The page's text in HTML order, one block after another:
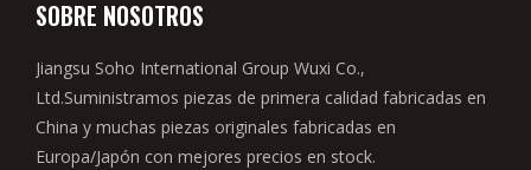
SOBRE NOSOTROS
Jiangsu Soho International Group Wuxi Co.,
Ltd.Suministramos piezas de primera calidad fabricadas en
China y muchas piezas originales fabricadas en
Europa/Japón con mejores precios en stock.